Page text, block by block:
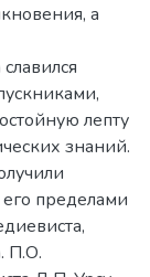
а
лепту
знаний.
его пределами
П.О.